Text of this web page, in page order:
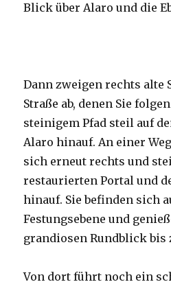
Blick über Alaro und die
Dann zweigen rechts alte
Straße ab, denen Sie
steinigem Pfad steil auf
Alaro hinauf. An einer
sich erneut rechts und
restaurierten Portal und
hinauf. Sie befinden sich
Festungsebene und
grandiosen Rundblick bis
Von dort führt noch ein